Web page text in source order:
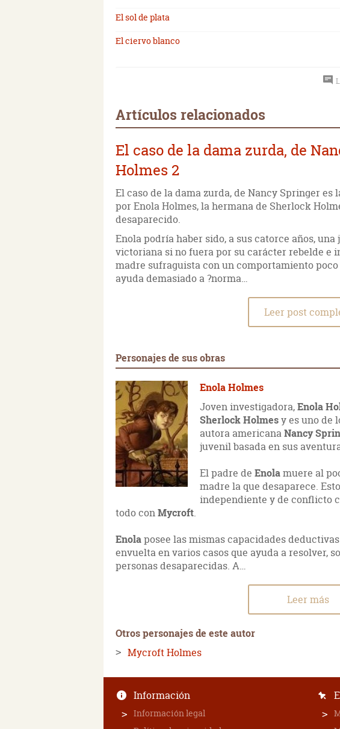
El sol de plata
El ciervo blanco
Artículos relacionados
El caso de la dama zurda, de
Holmes 2
El caso de la dama zurda, de Nancy Springer
por Enola Holmes, la hermana de Sherlock
desaparecido.
Enola podría haber sido, a sus catorce años,
victoriana si no fuera por su carácter rebelde e
madre sufraguista con un comportamiento
ayuda demasiado a ?norma…
Leer post
Personajes de sus obras
Enola Holmes
Joven investigadora,Enola
Sherlock Holmesy es uno de
autora americanaNancy
juvenil basada en sus
El padre de Enolamuere al
madre la que desaparece.
independiente y de conflicto
todo conMycroft.
Enolaposee las mismas capacidades
envuelta en varios casos que ayuda a resolver,
personas desaparecidas. A…
Leer más
Otros personajes de este autor
Mycroft Holmes
Información
Información legal